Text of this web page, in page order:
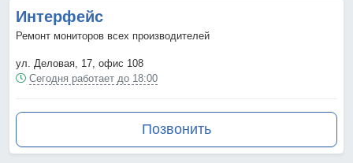
Интерфейс
Ремонт мониторов всех производителей
ул. Деловая, 17, офис 108
Сегодня работает до 18:00
Позвонить